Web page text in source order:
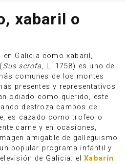
xabaril o
Galicia como xabaril,
Sus scrofa, L. 1758) es uno de
comunes de los montes
presentes y representativos
odiado como querido, este
destroza campos de
es cazado como trofeo o
carne y en ocasiones,
amigable de galleguismo
popular programa infantil y
de Galicia: elXabarín